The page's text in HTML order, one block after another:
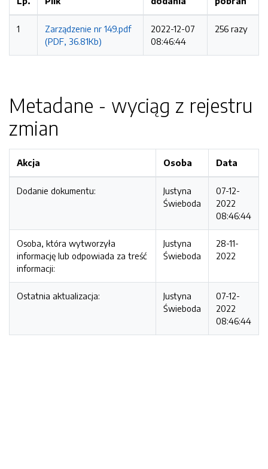
1
Zarządzenie nr 149.pdf
(PDF, 36.81Kb)
2022-12-07
08:46:44
256 razy
Metadane - wyciąg z rejestru
zmian
Akcja Osoba Data
Dodanie dokumentu:
Justyna
Świeboda
07-12-
2022
08:46:44
Osoba, która wytworzyła
informację lub odpowiada za treść
informacji:
Justyna
Świeboda
28-11-
2022
Ostatnia aktualizacja:
Justyna
Świeboda
07-12-
2022
08:46:44